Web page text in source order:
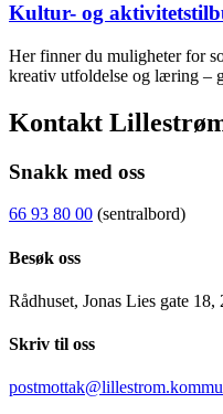
Kultur- og
Her finner du muligheter for
kreativ utfoldelse og læring –
Kontakt
Snakk med oss
66 93 80 00 (sentralbord)
Besøk oss
Rådhuset, Jonas Lies gate
Skriv til oss